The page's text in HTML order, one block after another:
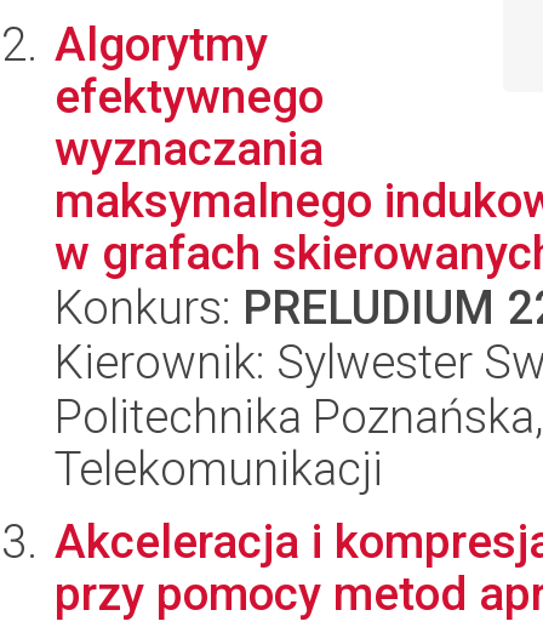
Algorytmy
efektywnego
wyznaczania
maksymalnego
w grafach
Konkurs: PRELUDIUM
Kierownik: Sylwester
Politechnika
Telekomunikacji
Akceleracja i
przy pomocy metod